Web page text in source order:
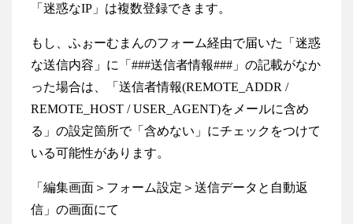
「迷惑なIP」は複数登録できます。
もし、ふぉーむまんのフォーム経由で届いた「迷惑
な送信内容」に「###送信者情報###」の記載がなか
った場合は、「送信者情報(REMOTE_ADDR /
REMOTE_HOST / USER_AGENT)をメールに含め
る」の設定箇所で「含めない」にチェックをつけて
いる可能性があります。
「編集画面＞フォーム設定＞送信データと自動返
信」の画面にて